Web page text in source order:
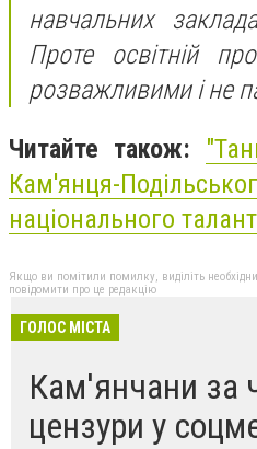
навчальних
Проте освітній
розважливими і не
Читайте також: "
Кам'янця-
національного
Якщо ви помітили помилку, виділіть
повідомити про це редакцію
ГОЛОС МІСТА
Кам'янчани за
цензури у